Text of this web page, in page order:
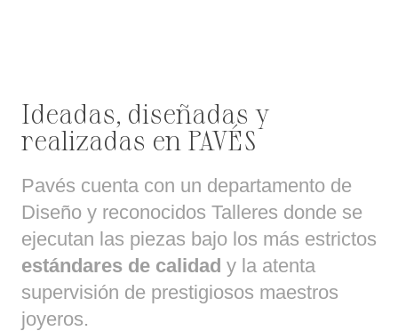
Ideadas, diseñadas y
realizadas en PAVÉS
Pavés cuenta con un departamento de
Diseño y reconocidos Talleres donde se
ejecutan las piezas bajo los más estrictos
estándares de calidad y la atenta
supervisión de prestigiosos maestros
joyeros.